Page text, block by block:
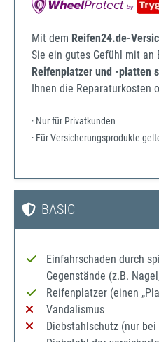
Mit dem Reifen24.de-
Sie ein gutes Gefühl mit an
Reifenplatzer und -platten
Ihnen die Reparaturkosten
· Nur für Privatkunden
· Für Versicherungsprodukte
BASIC
Einfahrschaden durch
Gegenstände (z.B.
Reifenplatzer (einen
Vandalismus
Diebstahlschutz (nur